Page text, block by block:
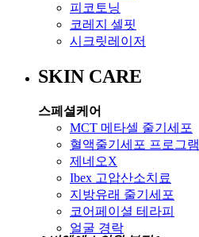
피코토닝
코레지 셀핏
시크릿레이저
SKIN CARE
스페셜케어
MCT 메타셀 줄기세포
혈액줄기세포 프로그램
제네오X
Ibex 고압산소치료
지방유래 줄기세포
코어페이셜 테라피
얼굴 경락